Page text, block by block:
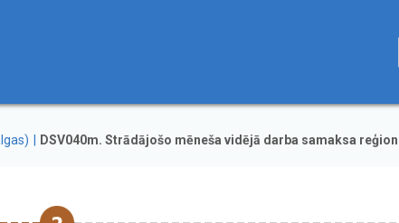
DSV040m. Strādājošo mēneša vidējā darba samaksa